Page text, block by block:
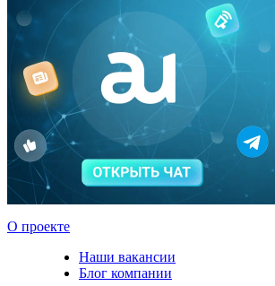
О проекте
Наши вакансии
Блог компании